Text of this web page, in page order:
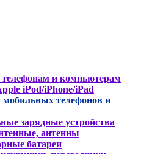
и компьютерам
iPod/iPhone/iPad
мобильных телефонов и
зарядные устройства
антенны
батареи